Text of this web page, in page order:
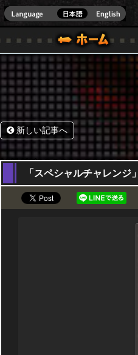
ONE VER.]
ガイド
ル｜HAPPY WARS(ハッピーウォーズ)公
サポート |
新しい記事へ
04,07,2019
「スペシャルチャレンジ